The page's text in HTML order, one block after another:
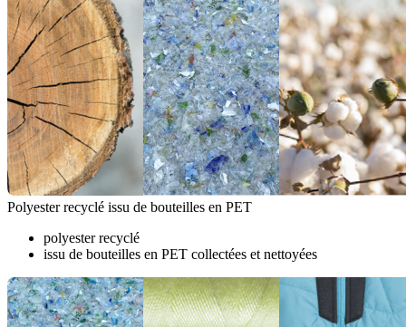
Polyester recyclé issu de bouteilles en PET
polyester recyclé
issu de bouteilles en PET collectées et nettoyées